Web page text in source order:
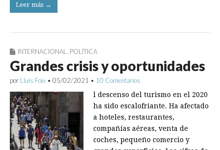
Leer más →
INTERNACIONAL POLÍTICA
Grandes crisis y oportunidades
por Lluís Foix • 05/02/2021 • 10 Comentarios
l descenso del turismo en el 2020
ha sido escalofriante. Ha afectado
a hoteles, restaurantes,
compañías aéreas, venta de
coches, pequeño comercio y